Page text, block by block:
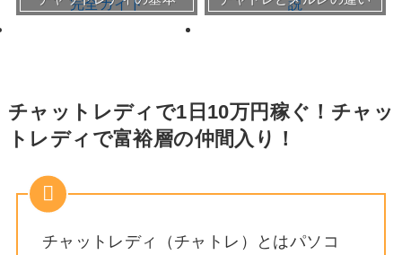
サイト
30～50代向けサイト
チャットレディで1日10万円稼ぐ！チャッ
トレディで富裕層の仲間入り！
チャットレディ（チャトレ）とはパソコ